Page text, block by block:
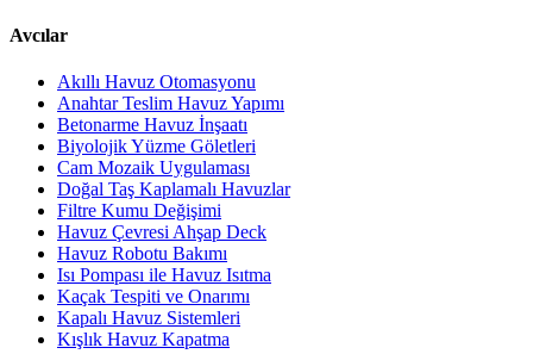
Avcılar
Akıllı Havuz Otomasyonu
Anahtar Teslim Havuz Yapımı
Betonarme Havuz İnşaatı
Biyolojik Yüzme Göletleri
Cam Mozaik Uygulaması
Doğal Taş Kaplamalı Havuzlar
Filtre Kumu Değişimi
Havuz Çevresi Ahşap Deck
Havuz Robotu Bakımı
Isı Pompası ile Havuz Isıtma
Kaçak Tespiti ve Onarımı
Kapalı Havuz Sistemleri
Kışlık Havuz Kapatma